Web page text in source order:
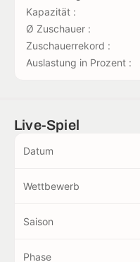
Kapazität :
Ø Zuschauer :
Zuschauerrekord :
Auslastung in Prozent :
Live-Spiel
Datum
Wettbewerb
Saison
Phase